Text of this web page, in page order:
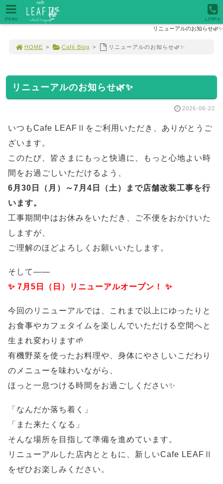
リニューアルのお知らせ🌿✨
HOME > Café Blog > リニューアルのお知らせ🌿✨
リニューアルのお知らせ🌿✨
2026-06-22
いつもCafe LEAFⅡをご利用いただき、ありがとうご
ざいます。
このたび、皆さまにもっと快適に、もっと心地よい時
間をお過ごしいただけるよう、
6月30日（月）～7月4日（土）まで店舗改装工事を行
います。
工事期間中はお休みをいただき、ご不便をおかけいた
しますが、
ご理解のほどよろしくお願いいたします。
そして——
✨ 7月5日（日）リニューアルオープン！ ✨
今回のリニューアルでは、これまで以上にゆったりと
お食事やカフェタイムを楽しんでいただける空間へと
生まれ変わります🌱
有機野菜を使ったお料理や、身体にやさしいこだわり
のメニューを味わいながら、
ほっと一息つける時間をお過ごしください✨
「なんだか落ち着く」
「また来たくなる」
そんな場所を目指して準備を進めています。
リニューアルした店内とともに、新しいCafe LEAFⅡ
をぜひお楽しみください。
MENU LEAF2